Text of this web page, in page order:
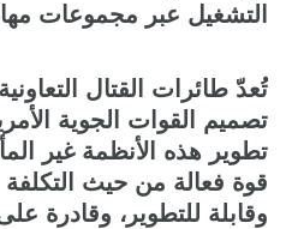
التشغيل عبر مجموعات
تُعدّ طائرات القتال
تصميم القوات الجوية
تطوير هذه الأنظمة غير
قوة فعالة من حيث
وقابلة للتطوير، وقادرة